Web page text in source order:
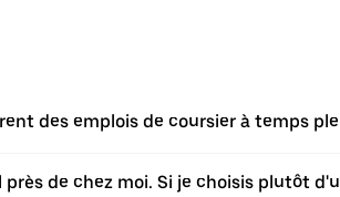
des emplois de coursier à temps
de chez moi. Si je choisis plutôt